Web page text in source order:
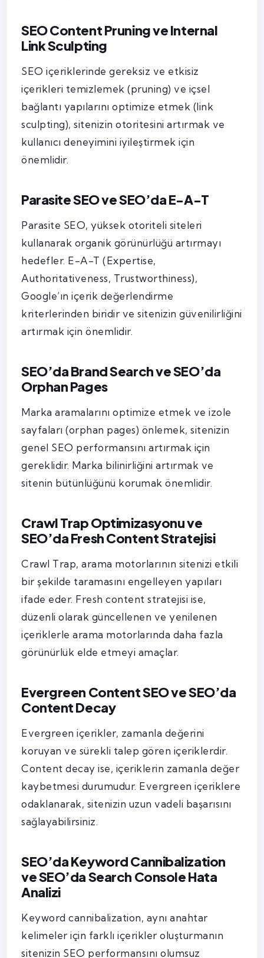
SEO Content Pruning ve Internal
Link Sculpting
SEO içeriklerinde gereksiz ve etkisiz
içerikleri temizlemek (pruning) ve içsel
bağlantı yapılarını optimize etmek (link
sculpting), sitenizin otoritesini artırmak ve
kullanıcı deneyimini iyileştirmek için
önemlidir.
Parasite SEO ve SEO’da E-A-T
Parasite SEO, yüksek otoriteli siteleri
kullanarak organik görünürlüğü artırmayı
hedefler. E-A-T (Expertise,
Authoritativeness, Trustworthiness),
Google’ın içerik değerlendirme
kriterlerinden biridir ve sitenizin güvenilirliğini
artırmak için önemlidir.
SEO’da Brand Search ve SEO’da
Orphan Pages
Marka aramalarını optimize etmek ve izole
sayfaları (orphan pages) önlemek, sitenizin
genel SEO performansını artırmak için
gereklidir. Marka bilinirliğini artırmak ve
sitenin bütünlüğünü korumak önemlidir.
Crawl Trap Optimizasyonu ve
SEO’da Fresh Content Stratejisi
Crawl Trap, arama motorlarının sitenizi etkili
bir şekilde taramasını engelleyen yapıları
ifade eder. Fresh content stratejisi ise,
düzenli olarak güncellenen ve yenilenen
içeriklerle arama motorlarında daha fazla
görünürlük elde etmeyi amaçlar.
Evergreen Content SEO ve SEO’da
Content Decay
Evergreen içerikler, zamanla değerini
koruyan ve sürekli talep gören içeriklerdir.
Content decay ise, içeriklerin zamanla değer
kaybetmesi durumudur. Evergreen içeriklere
odaklanarak, sitenizin uzun vadeli başarısını
sağlayabilirsiniz.
SEO’da Keyword Cannibalization
ve SEO’da Search Console Hata
Analizi
Keyword cannibalization, aynı anahtar
kelimeler için farklı içerikler oluşturmanın
sitenizin SEO performansını olumsuz